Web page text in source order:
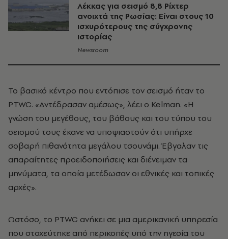
Λέκκας για σεισμό 8,8 Ρίχτερ
ανοιχτά της Ρωσίας: Είναι στους 10
ισχυρότερους της σύγχρονης
ιστορίας
Newsroom
Το βασικό κέντρο που εντόπισε τον σεισμό ήταν το
PTWC. «Αντέδρασαν αμέσως», λέει ο Kelman. «Η
γνώση του μεγέθους, του βάθους και του τύπου του
σεισμού τους έκανε να υποψιαστούν ότι υπήρχε
σοβαρή πιθανότητα μεγάλου τσουνάμι. Έβγαλαν τις
απαραίτητες προειδοποιήσεις και διένειμαν τα
μηνύματα, τα οποία μετέδωσαν οι εθνικές και τοπικές
αρχές».
Ωστόσο, το PTWC ανήκει σε μια αμερικανική υπηρεσία
που στοχεύτηκε από περικοπές υπό την ηγεσία του